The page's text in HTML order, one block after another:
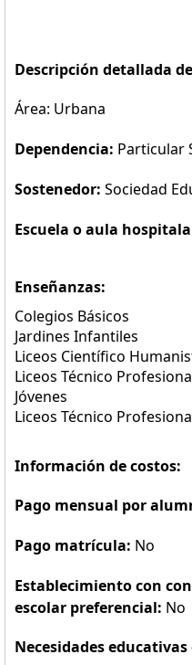
Descripción detallada de
Área: Urbana
Dependencia: Particular
Sostenedor: Sociedad
Escuela o aula
Enseñanzas:
Colegios Básicos
Jardines Infantiles
Liceos Científico
Liceos Técnico
Jóvenes
Liceos Técnico
Información de costos:
Pago mensual por
Pago matrícula: No
Establecimiento con
escolar preferencial: No
Necesidades educativas